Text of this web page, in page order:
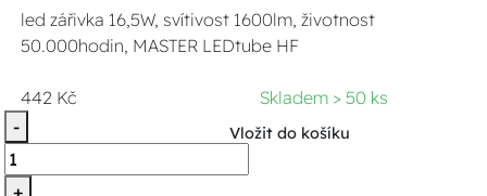
led zářivka 16,5W, svítivost 1600lm, životnost
50.000hodin, MASTER LEDtube HF
442 Kč
Skladem > 50 ks
-
+
Vložit do košíku